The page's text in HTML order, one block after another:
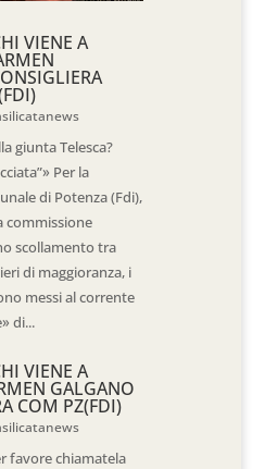
VIENE A
giunta Telesca?
Per la
di Potenza (Fdi),
commissione
scollamento tra
di maggioranza, i
messi al corrente
di...
VIENE A
GALGANO
COM PZ(FDI)
favore chiamatela